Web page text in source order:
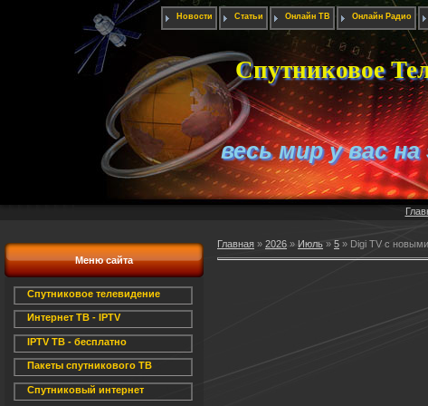
Новости Статьи Онлайн ТВ Онлайн Радио
Спутниковое
весь мир у вас на
Меню сайта
Спутниковое телевидение
Интернет ТВ - IPTV
IPTV ТВ - бесплатно
Пакеты спутникового ТВ
Спутниковый интернет
Главная » 2026 » Июль » 5 » Digi TV с